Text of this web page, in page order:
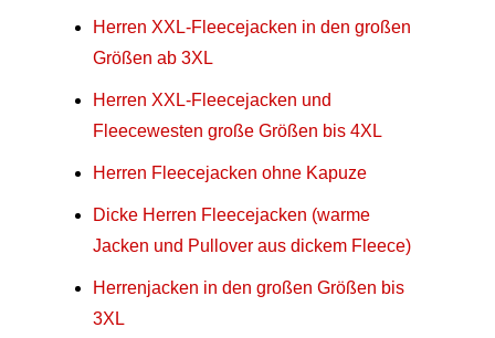
Herren XXL-Fleecejacken in den großen
Größen ab 3XL
Herren XXL-Fleecejacken und
Fleecewesten große Größen bis 4XL
Herren Fleecejacken ohne Kapuze
Dicke Herren Fleecejacken (warme
Jacken und Pullover aus dickem Fleece)
Herrenjacken in den großen Größen bis
3XL